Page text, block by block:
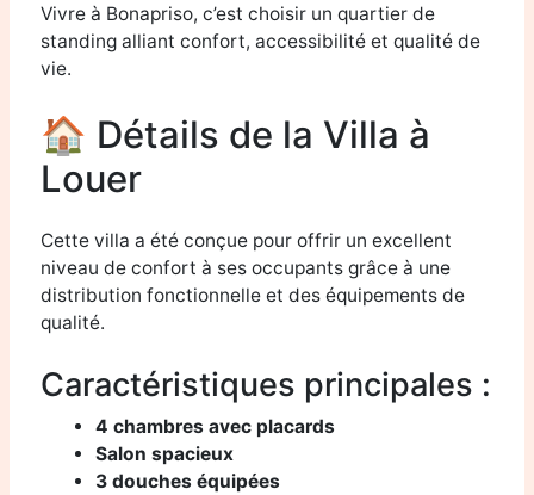
Vivre à Bonapriso, c’est choisir un quartier de
standing alliant confort, accessibilité et qualité de
vie.
🏠 Détails de la Villa à
Louer
Cette villa a été conçue pour offrir un excellent
niveau de confort à ses occupants grâce à une
distribution fonctionnelle et des équipements de
qualité.
Caractéristiques principales :
4 chambres avec placards
Salon spacieux
3 douches équipées